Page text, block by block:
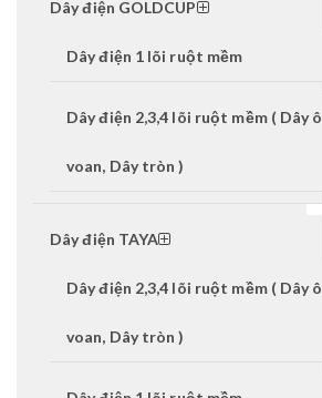
Dây điện GOLDCUP
Dây điện 1 lõi ruột mềm
Dây điện 2,3,4 lõi ruột mềm ( Dây ô
voan, Dây tròn )
Dây điện TAYA
Dây điện 2,3,4 lõi ruột mềm ( Dây ô
voan, Dây tròn )